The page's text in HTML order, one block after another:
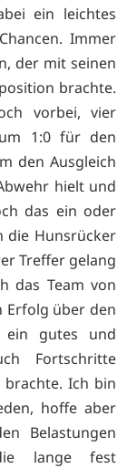
ein leichtes
Immer
der mit seinen
brachte.
vorbei, vier
1:0 für den
den Ausgleich
hielt und
das ein oder
die Hunsrücker
Treffer gelang
das Team von
Erfolg über den
ein gutes und
Fortschritte
brachte. Ich bin
hoffe aber
Belastungen
lange fest